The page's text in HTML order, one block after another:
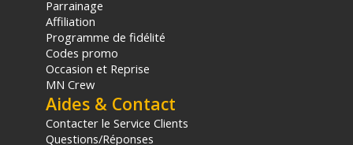
Parrainage
Affiliation
Programme de fidélité
Codes promo
Occasion et Reprise
MN Crew
Aides & Contact
Contacter le Service Clients
Questions/Réponses